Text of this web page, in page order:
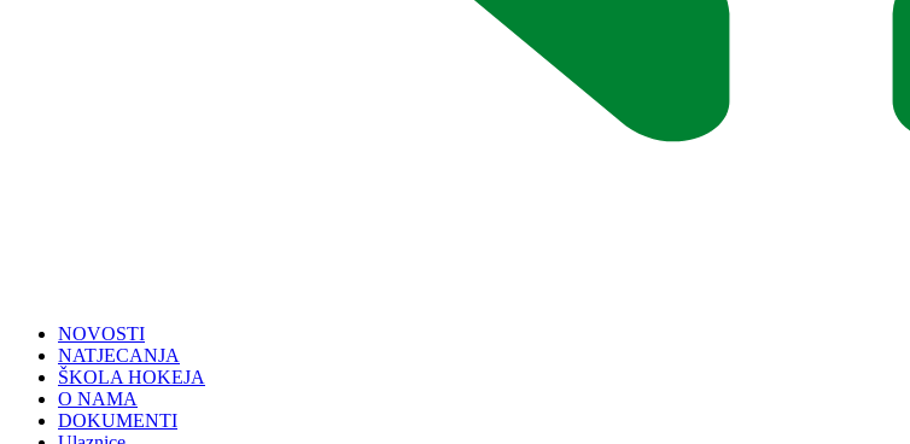
NOVOSTI
NATJECANJA
ŠKOLA HOKEJA
O NAMA
DOKUMENTI